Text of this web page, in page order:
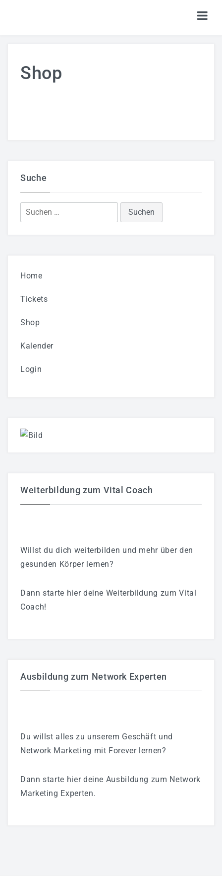
TICKETS
Shop
Suche
Suchen
nach:
Home
Tickets
Shop
Kalender
Login
Weiterbildung zum Vital Coach
Willst du dich weiterbilden und mehr über den
gesunden Körper lernen?
Dann starte hier deine Weiterbildung zum Vital
Coach!
Ausbildung zum Network Experten
Du willst alles zu unserem Geschäft und
Network Marketing mit Forever lernen?
Dann starte hier deine Ausbildung zum Network
Marketing Experten.